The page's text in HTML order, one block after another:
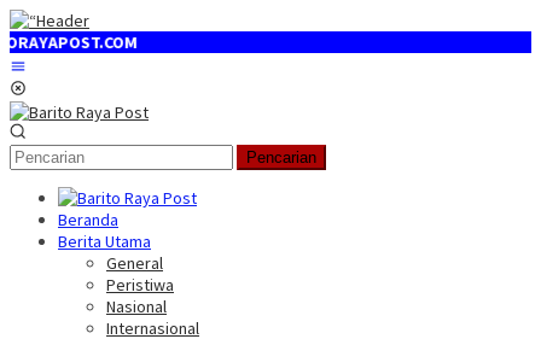
Loncat
ke
konten
Pencarian
Beranda
Berita Utama
General
Peristiwa
Nasional
Internasional